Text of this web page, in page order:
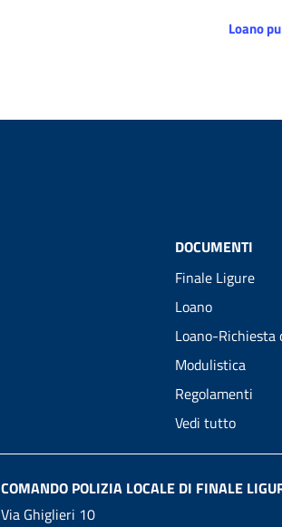
Loano
DOCUMENTI
Finale Ligure
Loano
Loano-
Modulistica
Regolamenti
Vedi tutto
COMANDO POLIZIA LOCALE DI FINALE
Via Ghiglieri 10